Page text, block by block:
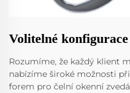
Volitelné
Rozumíme, že každý klient
nabízíme široké možnosti
forem pro čelní okenní